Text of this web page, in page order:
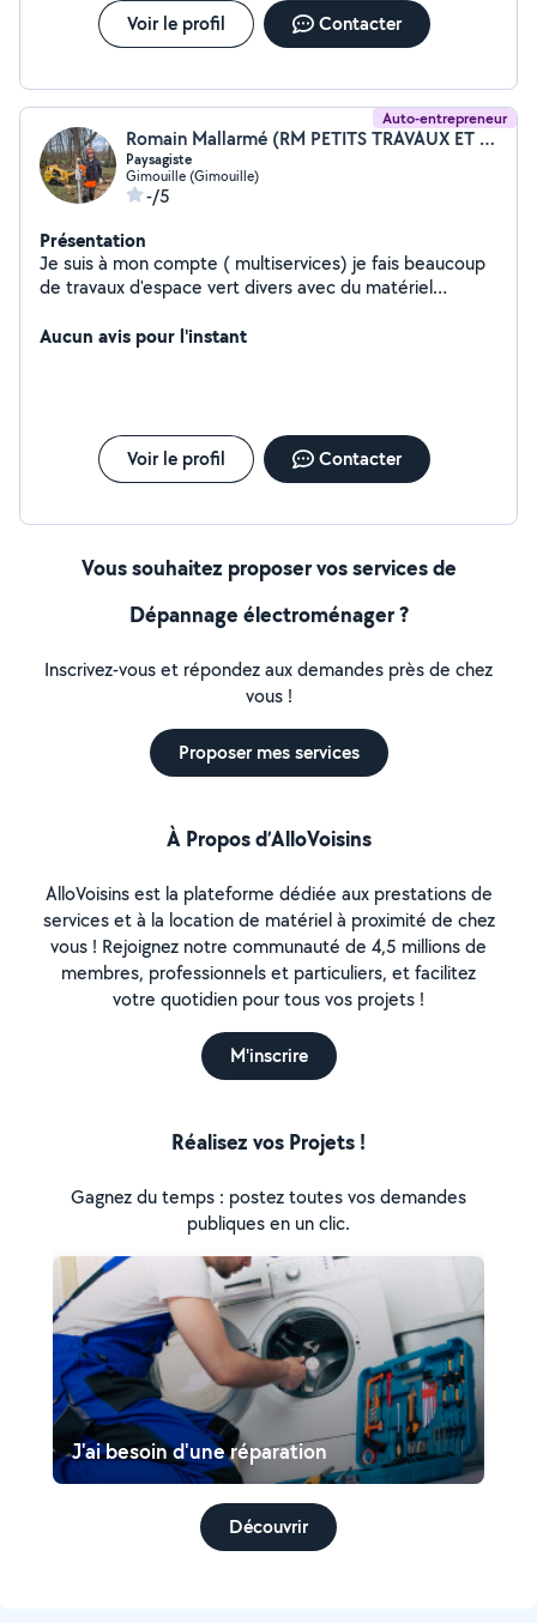
Voir le profil Contacter
Auto-entrepreneur
Romain Mallarmé (RM PETITS TRAVAUX ET SERVICES)
Paysagiste
Gimouille (Gimouille)
-/5
Présentation
Je suis à mon compte ( multiservices) je fais beaucoup
de travaux d'espace vert divers avec du matériel
suis expérimenté dans le bricolage qui est une de mes
Aucun avis pour l'instant
Voir le profil Contacter
Vous souhaitez proposer vos services de
Dépannage électroménager ?
Inscrivez-vous et répondez aux demandes près de chez
vous !
Proposer mes services
À Propos d’AlloVoisins
AlloVoisins est la plateforme dédiée aux prestations de
services et à la location de matériel à proximité de chez
vous ! Rejoignez notre communauté de 4,5 millions de
membres, professionnels et particuliers, et facilitez
votre quotidien pour tous vos projets !
M'inscrire
Réalisez vos Projets !
Gagnez du temps : postez toutes vos demandes
publiques en un clic.
J'ai besoin d'une réparation
Découvrir